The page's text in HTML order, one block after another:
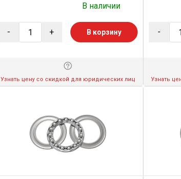
В наличии
- + В корзину
Узнать цену со скидкой для юридических лиц
-
Узнать